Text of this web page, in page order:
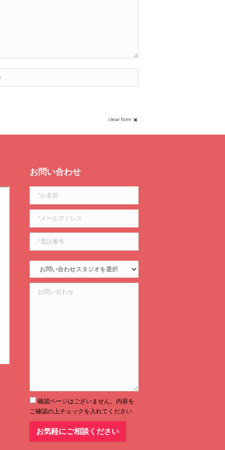
clear form
お問い合わせ
確認ページはございません。内容を
ご確認の上チェックを入れてください